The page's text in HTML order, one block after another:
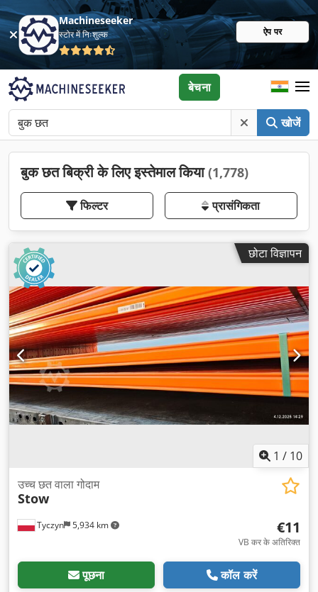
Machineseeker
स्टोर में निःशुल्क ऐप पर
खोजें
बेचना
बुक छत बिक्री के लिए इस्तेमाल किया(1,778)
फिल्टर प्रासंगिकता
छोटा विज्ञापन
1 / 10
Tyczyn 5,934 km
उच्च छत वाला गोदाम
Stow
€11
VB कर के अतिरिक्त
पूछना कॉल करें